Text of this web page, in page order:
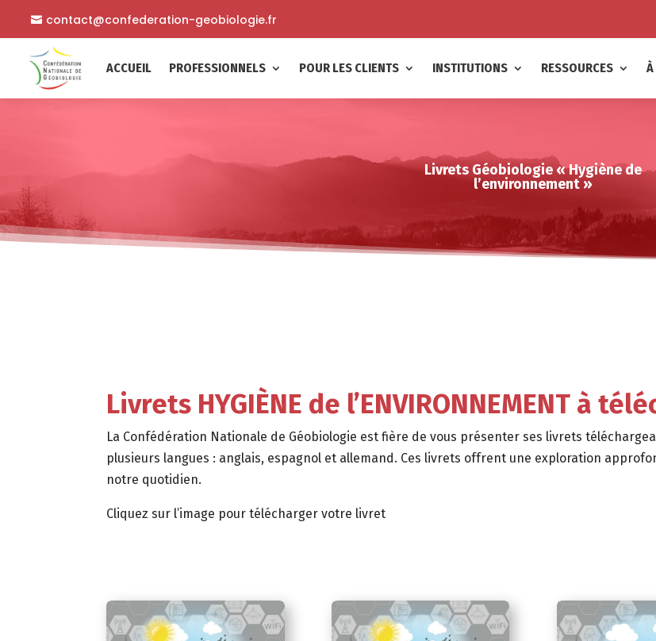
contact@confederation-geobiologie.fr
ACCUEIL PROFESSIONNELS POUR LES CLIENTS INSTITUTIONS RESSOURCES À
Livrets Géobiologie « Hygiène de
l’environnement »
Livrets HYGIÈNE de l’ENVIRONNEMENT à
La Confédération Nationale de Géobiologie est fière de vous présenter ses livrets
plusieurs langues : anglais, espagnol et allemand. Ces livrets offrent une exploration
notre quotidien.
Cliquez sur l’image pour télécharger votre livret